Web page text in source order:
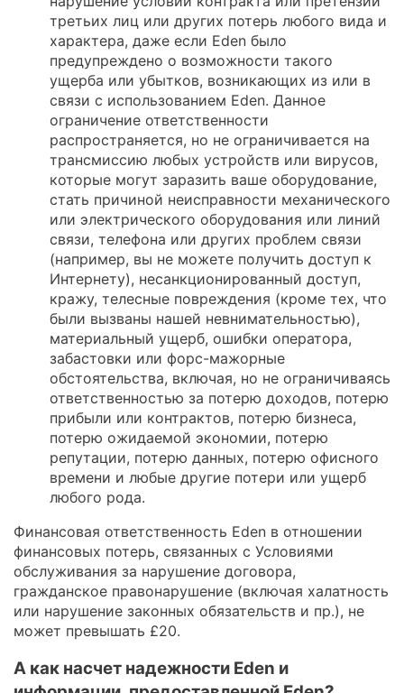
третьих лиц или других потерь любого вида и
характера, даже если Eden было
предупреждено о возможности такого
ущерба или убытков, возникающих из или в
связи с использованием Eden. Данное
ограничение ответственности
распространяется, но не ограничивается на
трансмиссию любых устройств или вирусов,
которые могут заразить ваше оборудование,
стать причиной неисправности механического
или электрического оборудования или линий
связи, телефона или других проблем связи
(например, вы не можете получить доступ к
Интернету), несанкционированный доступ,
кражу, телесные повреждения (кроме тех, что
были вызваны нашей невнимательностью),
материальный ущерб, ошибки оператора,
забастовки или форс-мажорные
обстоятельства, включая, но не ограничиваясь
ответственностью за потерю доходов, потерю
прибыли или контрактов, потерю бизнеса,
потерю ожидаемой экономии, потерю
репутации, потерю данных, потерю офисного
времени и любые другие потери или ущерб
любого рода.
Финансовая ответственность Eden в отношении
финансовых потерь, связанных с Условиями
обслуживания за нарушение договора,
гражданское правонарушение (включая халатность
или нарушение законных обязательств и пр.), не
может превышать £20.
А как насчет надежности Eden и